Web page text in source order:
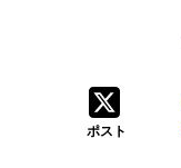
ポスト